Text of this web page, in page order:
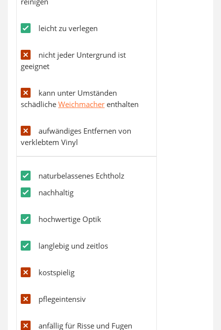
leicht zu verlegen
nicht jeder Untergrund ist
geeignet
kann unter Umständen
schädliche Weichmacher enthalten
aufwändiges Entfernen von
verklebtem Vinyl
naturbelassenes Echtholz
nachhaltig
hochwertige Optik
langlebig und zeitlos
kostspielig
pflegeintensiv
anfällig für Risse und Fugen